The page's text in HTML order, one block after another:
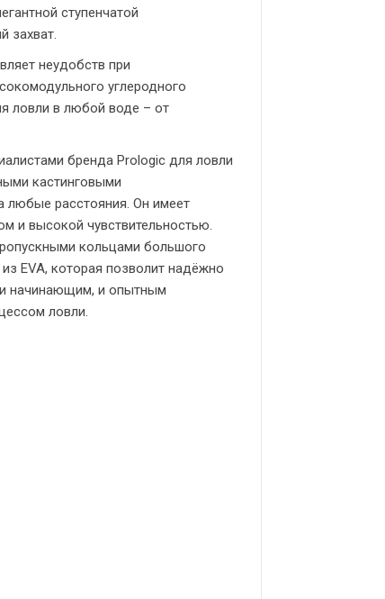
ступенчатой
захват.
неудобств при
углеродного
ловли в любой воде – от
бренда Prologic для ловли
кастинговыми
любые расстояния. Он имеет
и высокой чувствительностью.
кольцами большого
EVA, которая позволит надёжно
начинающим, и опытным
ловли.